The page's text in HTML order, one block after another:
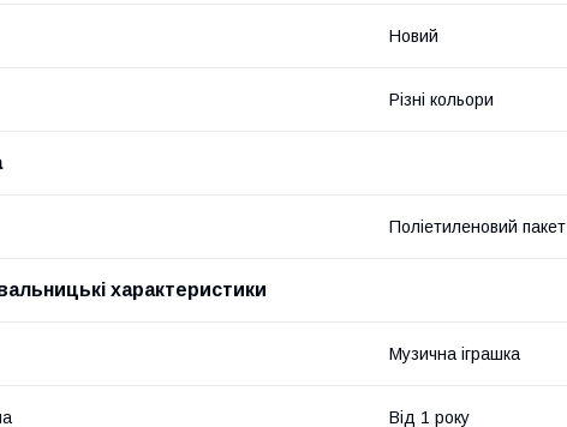
Новий
Різні кольори
Поліетиленовий пакет
характеристики
Музична іграшка
Від 1 року